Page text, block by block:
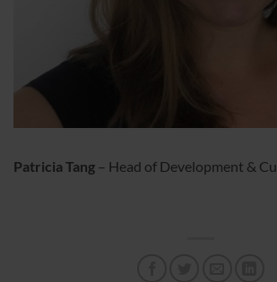
Patricia Tang – Head of Development &